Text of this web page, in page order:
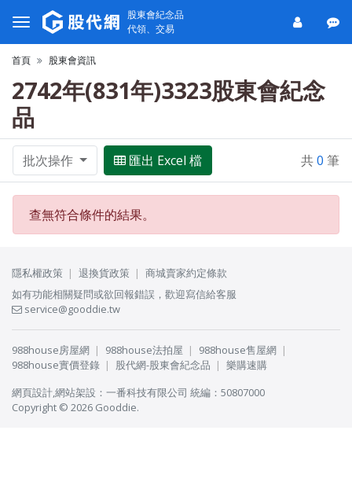
股東會紀念品
代領、交易
首頁 股東會資訊
2742年(831年)3323股東會紀念
品
批次操作 匯出 Excel 檔 共0 筆
查無符合條件的結果。
隱私權政策 退換貨政策
商城賣家約定條款
如有功能相關疑問或欲回報錯誤，歡迎寫信給客服
service@gooddie.tw
988house房屋網 988house法拍屋
988house售屋網
988house實價登錄
股代網-股東會紀念品
樂購速購
網頁設計,網站架設 ： 一番科技有限公司 統編：50807000
Copyright © 2026 Gooddie.